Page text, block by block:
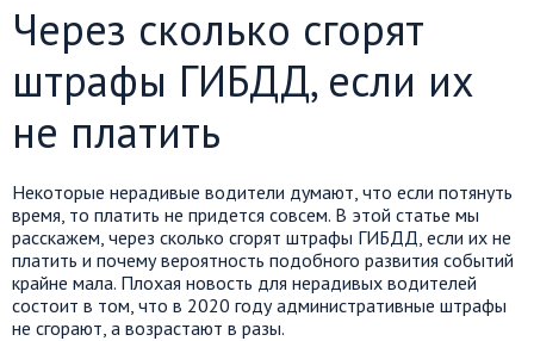
Через сколько сгорят
штрафы ГИБДД, если их
не платить
Некоторые нерадивые водители думают, что если потянуть
время, то платить не придется совсем. В этой статье мы
расскажем, через сколько сгорят штрафы ГИБДД, если их не
платить и почему вероятность подобного развития событий
крайне мала. Плохая новость для нерадивых водителей
состоит в том, что в 2020 году административные штрафы
не сгорают, а возрастают в разы.